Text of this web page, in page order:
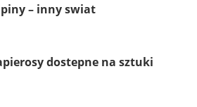
– inny swiat
dostepne na sztuki